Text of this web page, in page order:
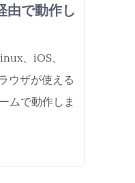
由で動作し
、iOS、
ウザが使える
ムで動作しま